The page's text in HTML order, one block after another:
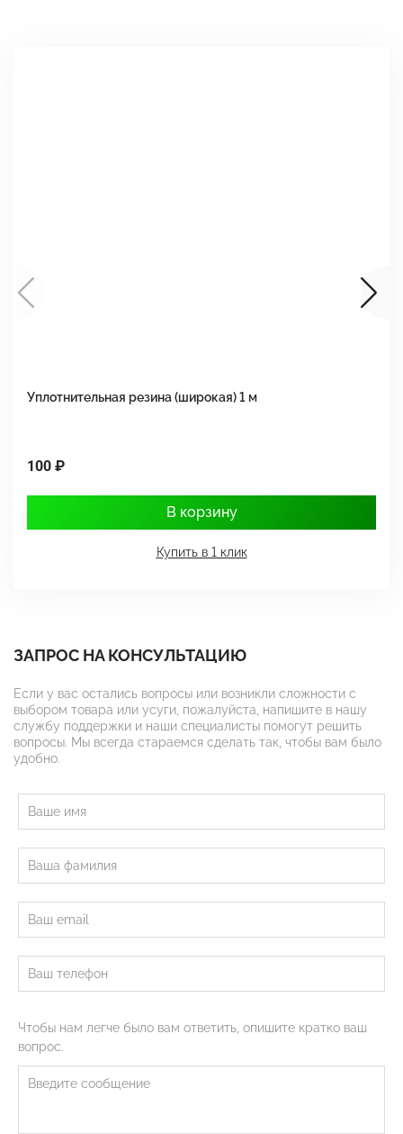
Уплотнительная резина (широкая) 1 м
100 ₽
В корзину
Купить в 1 клик
ЗАПРОС НА КОНСУЛЬТАЦИЮ
Если у вас остались вопросы или возникли сложности с
выбором товара или усуги, пожалуйста, напишите в нашу
службу поддержки и наши специалисты помогут решить
вопросы. Мы всегда стараемся сделать так, чтобы вам было
удобно.
Чтобы нам легче было вам ответить, опишите кратко ваш
вопрос.